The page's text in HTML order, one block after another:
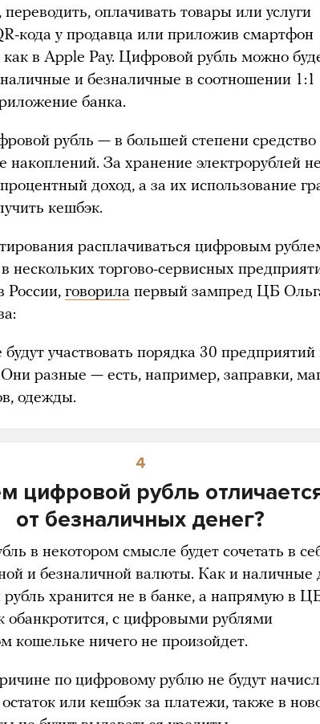
переводить, оплачивать товары или услуги
кода у продавца или приложив смартфон
в Apple Pay. Цифровой рубль можно
и безналичные в соотношении 1:1
банка.
рубль — в большей степени средство
накоплений. За хранение электрорублей
доход, а за их использование
кешбэк.
расплачиваться цифровым
нескольких торгово-сервисных
России, говорила первый зампред ЦБ
участвовать порядка 30 предприятий
Они разные — есть, например, заправки,
одежды.
4
цифровой рубль
от безналичных денег?
в некотором смысле будет сочетать в
и безналичной валюты. Как и наличные
рубль хранится не в банке, а напрямую в
обанкротится, с цифровыми рублями
кошельке ничего не произойдет.
по цифровому рублю не будут
или кешбэк за платежи, также в